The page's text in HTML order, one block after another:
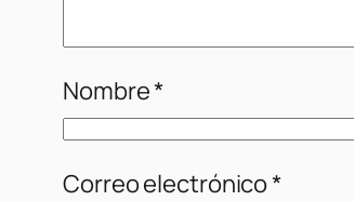
Nombre*
Correo electrónico*